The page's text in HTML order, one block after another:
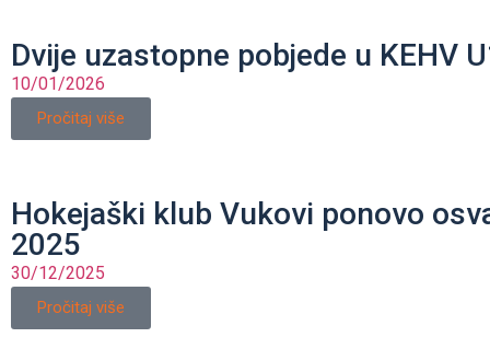
Dvije uzastopne pobjede u KEHV
10/01/2026
Pročitaj više
Hokejaški klub Vukovi ponovo
2025
30/12/2025
Pročitaj više